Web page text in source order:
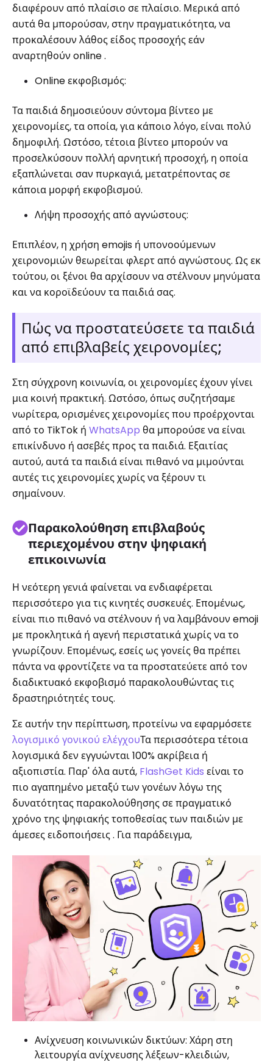
διαφέρουν από πλαίσιο σε πλαίσιο. Μερικά από
αυτά θα μπορούσαν, στην πραγματικότητα, να
προκαλέσουν λάθος είδος προσοχής εάν
αναρτηθούν online .
Online εκφοβισμός:
Τα παιδιά δημοσιεύουν σύντομα βίντεο με
χειρονομίες, τα οποία, για κάποιο λόγο, είναι πολύ
δημοφιλή. Ωστόσο, τέτοια βίντεο μπορούν να
προσελκύσουν πολλή αρνητική προσοχή, η οποία
εξαπλώνεται σαν πυρκαγιά, μετατρέποντας σε
κάποια μορφή εκφοβισμού.
Λήψη προσοχής από αγνώστους:
Επιπλέον, η χρήση emojis ή υπονοούμενων
χειρονομιών θεωρείται φλερτ από αγνώστους. Ως εκ
τούτου, οι ξένοι θα αρχίσουν να στέλνουν μηνύματα
και να κοροϊδεύουν τα παιδιά σας.
Πώς να προστατεύσετε τα παιδιά
από επιβλαβείς χειρονομίες;
Στη σύγχρονη κοινωνία, οι χειρονομίες έχουν γίνει
μια κοινή πρακτική. Ωστόσο, όπως συζητήσαμε
νωρίτερα, ορισμένες χειρονομίες που προέρχονται
από το TikTok ή WhatsApp θα μπορούσε να είναι
επικίνδυνο ή ασεβές προς τα παιδιά. Εξαιτίας
αυτού, αυτά τα παιδιά είναι πιθανό να μιμούνται
αυτές τις χειρονομίες χωρίς να ξέρουν τι
σημαίνουν.
Παρακολούθηση επιβλαβούς
περιεχομένου στην ψηφιακή
επικοινωνία
Η νεότερη γενιά φαίνεται να ενδιαφέρεται
περισσότερο για τις κινητές συσκευές. Επομένως,
είναι πιο πιθανό να στέλνουν ή να λαμβάνουν emoji
με προκλητικά ή αγενή περιστατικά χωρίς να το
γνωρίζουν. Επομένως, εσείς ως γονείς θα πρέπει
πάντα να φροντίζετε να τα προστατεύετε από τον
διαδικτυακό εκφοβισμό παρακολουθώντας τις
δραστηριότητές τους.
Σε αυτήν την περίπτωση, προτείνω να εφαρμόσετε
λογισμικό γονικού ελέγχουΤα περισσότερα τέτοια
λογισμικά δεν εγγυώνται 100% ακρίβεια ή
αξιοπιστία. Παρ' όλα αυτά, FlashGet Kids είναι το
πιο αγαπημένο μεταξύ των γονέων λόγω της
δυνατότητας παρακολούθησης σε πραγματικό
χρόνο της ψηφιακής τοποθεσίας των παιδιών με
άμεσες ειδοποιήσεις . Για παράδειγμα,
Ανίχνευση κοινωνικών δικτύων: Χάρη στη
λειτουργία ανίχνευσης λέξεων-κλειδιών,